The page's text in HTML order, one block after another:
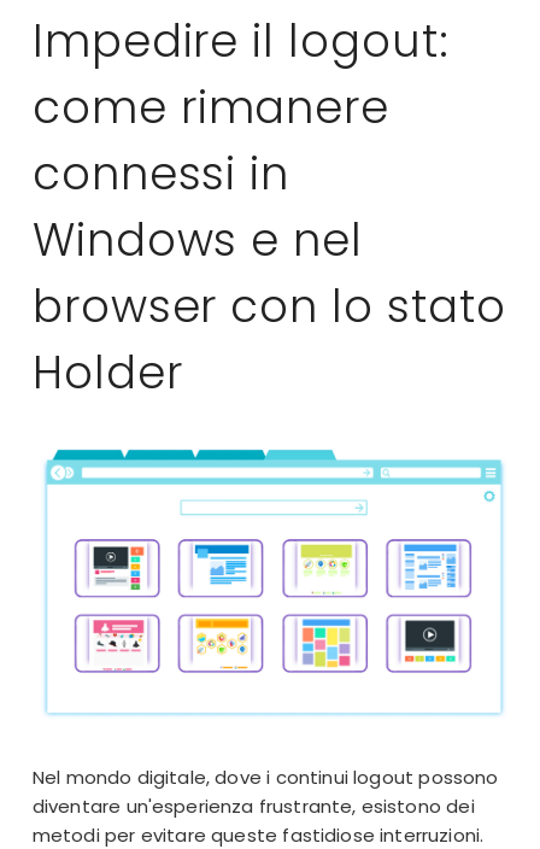
Impedire il logout:
come rimanere
connessi in
Windows e nel
browser con lo stato
Holder
Nel mondo digitale, dove i continui logout possono
diventare un'esperienza frustrante, esistono dei
metodi per evitare queste fastidiose interruzioni.